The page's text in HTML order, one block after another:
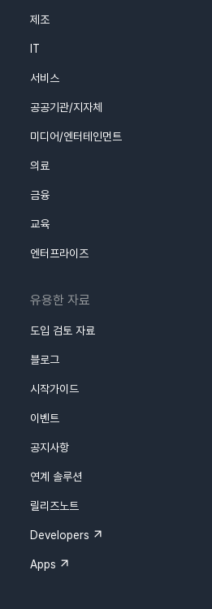
제조
IT
서비스
공공기관/지자체
미디어/엔터테인먼트
의료
금융
교육
엔터프라이즈
유용한 자료
도입 검토 자료
블로그
시작가이드
이벤트
공지사항
연계 솔루션
릴리즈노트
Developers
Apps